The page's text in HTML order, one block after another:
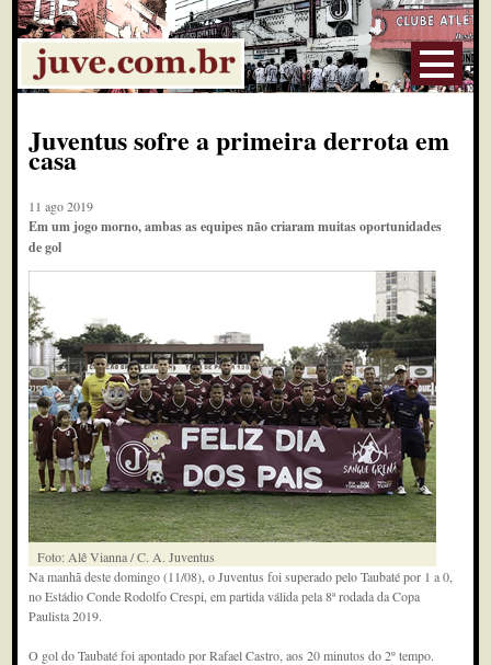
Juventus sofre a primeira derrota em
casa
11 ago 2019
Em um jogo morno, ambas as equipes não criaram muitas oportunidades
de gol
Foto: Alê Vianna / C. A. Juventus
Na manhã deste domingo (11/08), o Juventus foi superado pelo Taubaté por 1 a 0,
no Estádio Conde Rodolfo Crespi, em partida válida pela 8ª rodada da Copa
Paulista 2019.
O gol do Taubaté foi apontado por Rafael Castro, aos 20 minutos do 2º tempo.